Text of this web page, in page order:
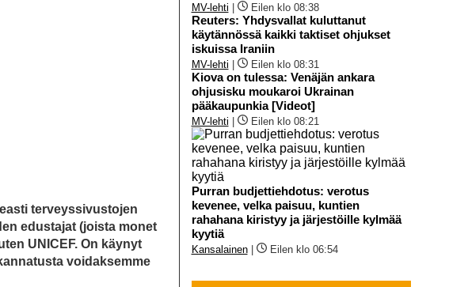
terveyssivustojen
edustajat (joista monet
UNICEF. On käynyt
voidaksemme
MV-lehti Eilen klo 08:38
Reuters: Yhdysvallat kuluttanut
käytännössä kaikki taktiset ohjukset
iskuissa Iraniin
MV-lehti Eilen klo 08:31
Kiova on tulessa: Venäjän ankara
ohjusisku moukaroi Ukrainan
pääkaupunkia [Videot]
MV-lehti Eilen klo 08:21
Purran budjettiehdotus: verotus
kevenee, velka paisuu, kuntien
rahahana kiristyy ja järjestöille kylmää
kyytiä
Kansalainen| Eilen klo 06:54